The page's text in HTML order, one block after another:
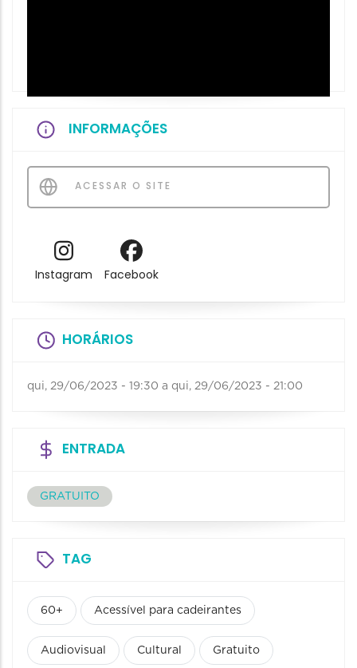
INFORMAÇÕES
ACESSAR O SITE
Instagram Facebook
HORÁRIOS
qui, 29/06/2023 - 19:30 a qui, 29/06/2023 - 21:00
ENTRADA
GRATUITO
TAG
60+ Acessível para cadeirantes
Audiovisual Cultural Gratuito